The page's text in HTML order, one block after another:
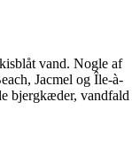
vand. Nogle af
Jacmel og Île-à-
bjergkæder, vandfald